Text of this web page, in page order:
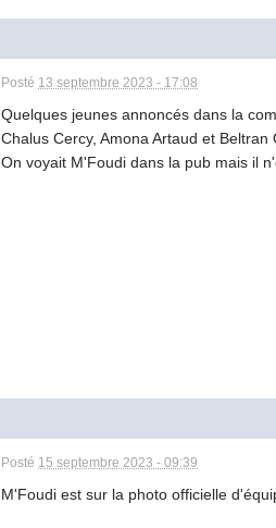
Posté 13 septembre 2023 - 17:08
Quelques jeunes annoncés dans la
Chalus Cercy, Amona Artaud et Beltran
On voyait M'Foudi dans la pub mais il
Posté 15 septembre 2023 - 09:39
M'Foudi est sur la photo officielle